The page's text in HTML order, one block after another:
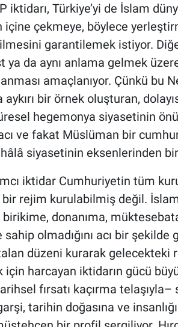
iktidarı, Türkiye’yi de İslam
içine çekmeye, böylece
garantilemek istiyor.
ya da aynı anlama gelmek
amaçlanıyor. Çünkü bu
aykırı bir örnek oluşturan,
hegemonya siyasetinin
ve fakat Müslüman bir
hâlâ siyasetinin eksenlerinden
iktidar Cumhuriyetin tüm
bir rejim kurulabilmiş değil.
donanıma,
olmadığını acı bir şekilde
düzeni kurarak gelecekteki
için harcayan iktidarın gücü
fırsatı kaçırma telaşıyla–
tarihin doğasına ve